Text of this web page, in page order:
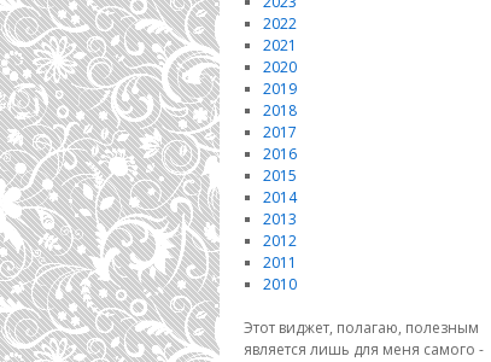
2022
2021
2020
2019
2018
2017
2016
2015
2014
2013
2012
2011
2010
Этот виджет, полагаю, полезным
является лишь для меня самого -